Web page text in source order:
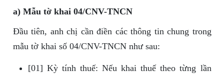
a) Mẫu tờ khai 04/CNV-TNCN
Đầu tiên, anh chị cần điền các thông tin chung trong
mẫu tờ khai số 04/CNV-TNCN như sau:
[01] Kỳ tính thuế: Nếu khai thuế theo từng lần